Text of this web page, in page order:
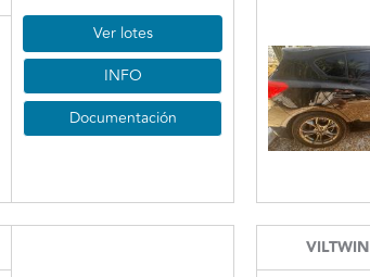
Ver lotes
INFO
Documentación